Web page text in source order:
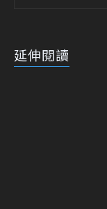
延伸閱讀